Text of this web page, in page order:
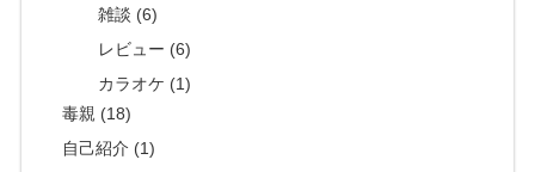
雑談 (6)
レビュー (6)
カラオケ (1)
毒親 (18)
自己紹介 (1)